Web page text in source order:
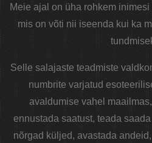
Meie ajal on üha rohkem
mis on võti nii iseenda kui ka
Selle salajaste teadmiste
numbrite varjatud
avaldumise vahel
ennustada saatust, teada
nõrgad küljed, avastada